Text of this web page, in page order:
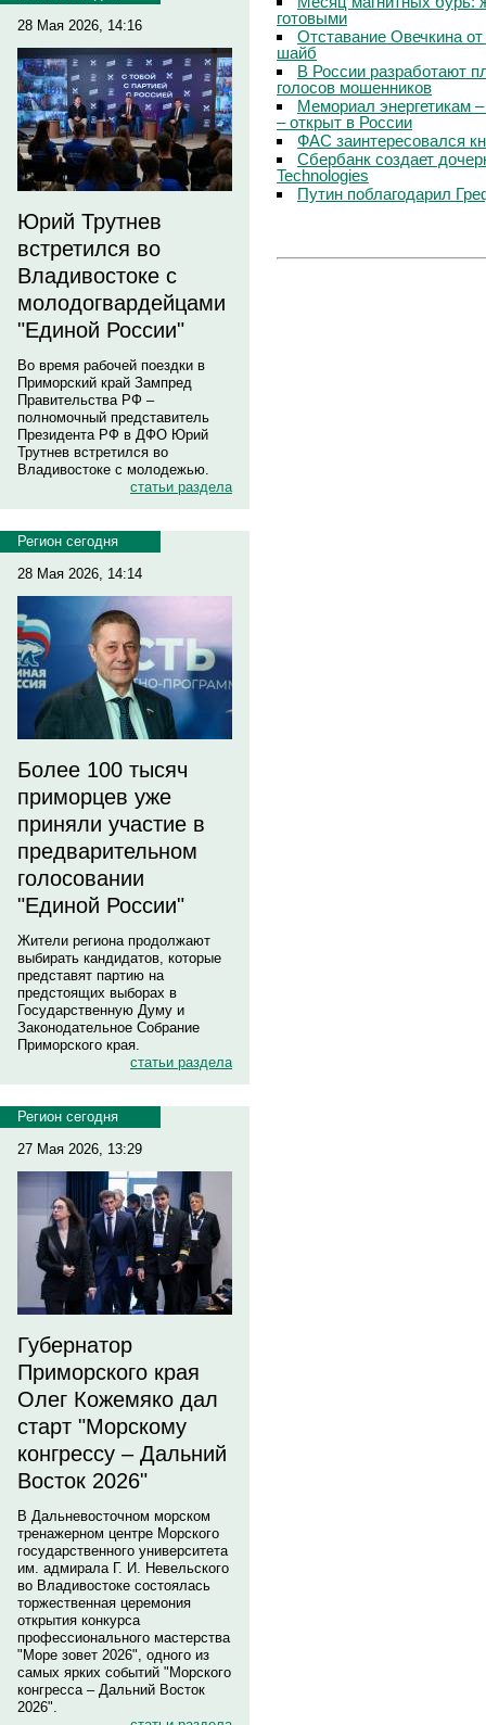
28 Мая 2026, 14:16
Юрий Трутнев
встретился во
Владивостоке с
молодогвардейцами
"Единой России"
Во время рабочей поездки в
Приморский край Зампред
Правительства РФ –
полномочный представитель
Президента РФ в ДФО Юрий
Трутнев встретился во
Владивостоке с молодежью.
статьи раздела
Регион сегодня
28 Мая 2026, 14:14
Более 100 тысяч
приморцев уже
приняли участие в
предварительном
голосовании
"Единой России"
Жители региона продолжают
выбирать кандидатов, которые
представят партию на
предстоящих выборах в
Государственную Думу и
Законодательное Собрание
Приморского края.
статьи раздела
Регион сегодня
27 Мая 2026, 13:29
Губернатор
Приморского края
Олег Кожемяко дал
старт "Морскому
конгрессу – Дальний
Восток 2026"
В Дальневосточном морском
тренажерном центре Морского
государственного университета
им. адмирала Г. И. Невельского
во Владивостоке состоялась
торжественная церемония
открытия конкурса
профессионального мастерства
"Море зовет 2026", одного из
самых ярких событий "Морского
конгресса – Дальний Восток
2026".
готовыми
Отставание Овечкина
шайб
В России разработают
голосов мошенников
Мемориал энергетикам
– открыт в России
ФАС заинтересовался
Сбербанк создает
Technologies
Путин поблагодарил